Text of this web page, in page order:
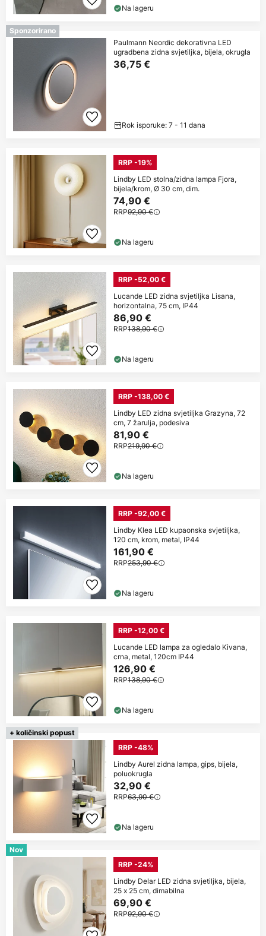
Na lageru
Sponzorirano
Paulmann Neordic dekorativna LED
ugradbena zidna svjetiljka, bijela, okrugla
36,75 €
Rok isporuke: 7 - 11 dana
RRP -19%
Lindby LED stolna/zidna lampa Fjora,
bijela/krom, Ø 30 cm, dim.
74,90 €
RRP92,90 €
Na lageru
RRP -52,00 €
Lucande LED zidna svjetiljka Lisana,
horizontalna, 75 cm, IP44
86,90 €
RRP138,90 €
Na lageru
RRP -138,00 €
Lindby LED zidna svjetiljka Grazyna, 72
cm, 7 žarulja, podesiva
81,90 €
RRP219,90 €
Na lageru
RRP -92,00 €
Lindby Klea LED kupaonska svjetiljka,
120 cm, krom, metal, IP44
161,90 €
RRP253,90 €
Na lageru
RRP -12,00 €
Lucande LED lampa za ogledalo Kivana,
crna, metal, 120cm IP44
126,90 €
RRP138,90 €
Na lageru
+ količinski popust
RRP -48%
Lindby Aurel zidna lampa, gips, bijela,
poluokrugla
32,90 €
RRP63,90 €
Na lageru
Nov
RRP -24%
Lindby Delar LED zidna svjetiljka, bijela,
25 x 25 cm, dimabilna
69,90 €
RRP92,90 €